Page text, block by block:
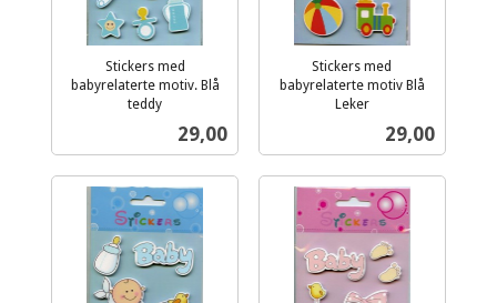
Stickers med
babyrelaterte motiv. Blå
teddy
Pris
29,00
Stickers med
babyrelaterte motiv Blå
Leker
Pris
29,00